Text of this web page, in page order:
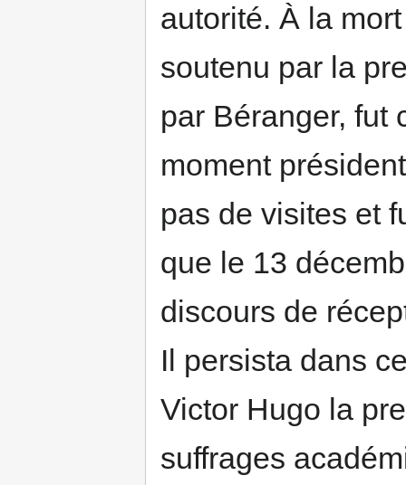
autorité. À la
soutenu par la
par Béranger, fut
moment
pas de visites et
que le 13
discours de
Il persista dans
Victor Hugo la
suffrages